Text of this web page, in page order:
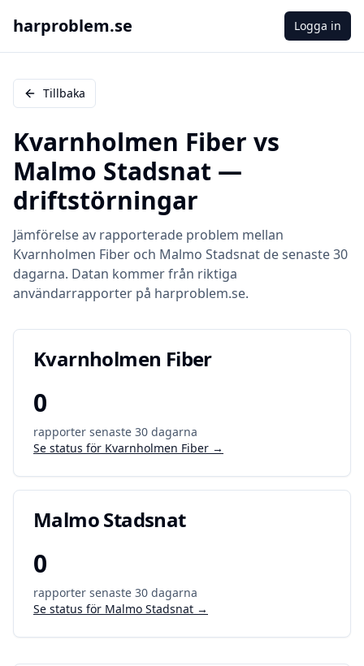
harproblem.se Logga in
Tillbaka
Kvarnholmen Fiber vs
Malmo Stadsnat —
driftstörningar
Jämförelse av rapporterade problem mellan
Kvarnholmen Fiber och Malmo Stadsnat de senaste 30
dagarna. Datan kommer från riktiga
användarrapporter på harproblem.se.
Kvarnholmen Fiber
0
rapporter senaste 30 dagarna
Se status för Kvarnholmen Fiber →
Malmo Stadsnat
0
rapporter senaste 30 dagarna
Se status för Malmo Stadsnat →